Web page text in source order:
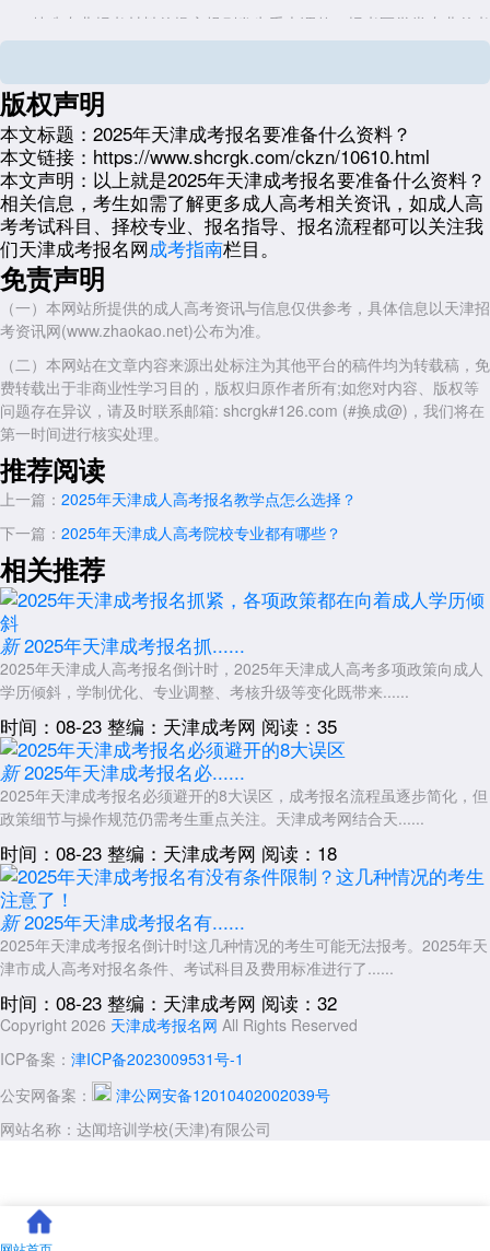
特殊专业报考材料的提交规则发生重大调整。报考医学类专业的考
生，除需提供执业助理医师及以上资格证书或执业护士证书外，2025年
的在职证明，并加盖单位公章。护理学专业考生需提供有效期内的护士执
业证书，证书注册地址须与报考教学点所在地一致。值得注意的是，今年
起，医学类考生报考专业须与执业资格类别严格对应，跨专业报考将不予
通过审核。
政策加分与免试入学材料的申请流程进一步规范化。申请年满25周
岁加分(20分)的考生，系统将自动校验身份证信息，无需额外提交材料。
但申请少数民族加分、退役军人免试入学等特殊政策的考生，需提供户口
簿民族页复印件、退役证原件及复印件等证明材料。其中，退役军人申请
免试专升本还需提交经退役军人事务局审核的《天津市成人高考退役军人
免试申请表》。符合“三支一扶”“西部计划”等项目服务期满考核合格条件
的考生，须在报名期间同步提交项目证书及考核合格证明。
其他补充材料的准备需关注细节要求。考生需准备近期免冠蓝底彩色
证件照电子版，照片尺寸为480×640像素，文件大小不超过50KB，格式
为JPG。照片需显示考生双肩、双耳，不得佩戴首饰或美颜修饰。此外，
报考艺术类、体育类专业的考生，部分院校要求提交个人作品集或体能测
试合格证明，具体要求需查阅院校招生简章。对于申请合理便利的残疾考
生，须在报名时提交《残疾人报考成人高考合理便利申请表》及残疾证复
印件。
2025年天津成考报名材料考生应建立材料核对清单，逐项确认证件
有效期、文件格式及签章完整性。特别提醒，医学类考生需提前协调工作
单位开具在职证明，非津籍考生务必核查居住证有效期。建议考生在8月
中旬前完成材料初审，预留充足时间应对突发情况。
展开全文
版权声明
本文标题： 2025年天津成考报名要准备什么资料？
本文链接： https://www.shcrgk.com/ckzn/10610.html
本文声明： 以上就是2025年天津成考报名要准备什么资料？
相关信息，考生如需了解更多成人高考相关资讯，如成人高
考考试科目、择校专业、报名指导、报名流程都可以关注我
们天津成考报名网成考指南栏目。
免责声明
（一）本网站所提供的成人高考资讯与信息仅供参考，具体信息以天津招
考资讯网(www.zhaokao.net)公布为准。
（二）本网站在文章内容来源出处标注为其他平台的稿件均为转载稿，免
费转载出于非商业性学习目的，版权归原作者所有;如您对内容、版权等
问题存在异议，请及时联系邮箱: shcrgk#126.com (#换成@)，我们将在
第一时间进行核实处理。
推荐阅读
上一篇： 2025年天津成人高考报名教学点怎么选择？
下一篇： 2025年天津成人高考院校专业都有哪些？
相关推荐
新 2025年天津成考报名抓......
2025年天津成人高考报名倒计时，2025年天津成人高考多项政策向成人
学历倾斜，学制优化、专业调整、考核升级等变化既带来......
时间：08-23 整编：天津成考网 阅读：35
新 2025年天津成考报名必......
2025年天津成考报名必须避开的8大误区，成考报名流程虽逐步简化，但
政策细节与操作规范仍需考生重点关注。天津成考网结合天......
时间：08-23 整编：天津成考网 阅读：18
新 2025年天津成考报名有......
2025年天津成考报名倒计时!这几种情况的考生可能无法报考。2025年天
津市成人高考对报名条件、考试科目及费用标准进行了......
时间：08-23 整编：天津成考网 阅读：32
Copyright 2026 天津成考报名网 All Rights Reserved
ICP备案： 津ICP备2023009531号-1
公安网备案：
津公网安备12010402002039号
网站名称：达闻培训学校(天津)有限公司